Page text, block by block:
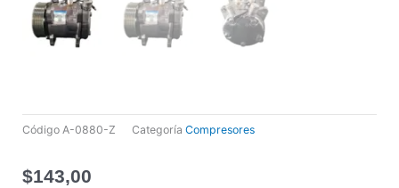
Código A-0880-Z Categoría Compresores
$143,00